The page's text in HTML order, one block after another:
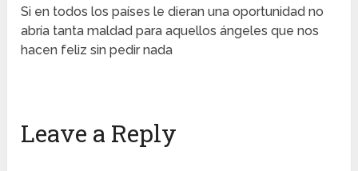
Si en todos los países le dieran una oportunidad no
abría tanta maldad para aquellos ángeles que nos
hacen feliz sin pedir nada
Leave a Reply